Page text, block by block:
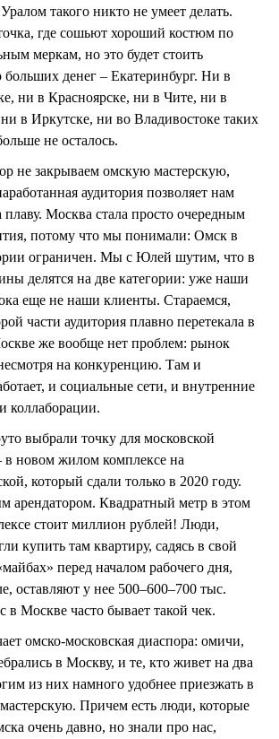
такого никто не умеет делать.
где сошьют хороший костюм по
меркам, но это будет стоить
больших денег – Екатеринбург. Ни в
ни в Красноярске, ни в Чите, ни в
в Иркутске, ни во Владивостоке таких
не осталось.
не закрываем омскую мастерскую,
аудитория позволяет нам
плаву. Москва стала просто очередным
потому что мы понимали: Омск в
ограничен. Мы с Юлей шутим, что в
делятся на две категории: уже наши
еще не наши клиенты. Стараемся,
части аудитория плавно перетекала в
же вообще нет проблем: рынок
на конкуренцию. Там и
и социальные сети, и внутренние
коллаборации.
выбрали точку для московской
в новом жилом комплексе на
который сдали только в 2020 году.
арендатором. Квадратный метр в этом
стоит миллион рублей! Люди,
купить там квартиру, садясь в свой
перед началом рабочего дня,
оставляют у нее 500–600–700 тыс.
в Москве часто бывает такой чек.
омско-московская диаспора: омичи,
в Москву, и те, кто живет на два
из них намного удобнее приезжать в
Причем есть люди, которые
очень давно, но знали про нас,